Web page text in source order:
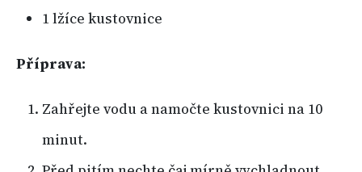
1 lžíce kustovnice
Příprava:
Zahřejte vodu a namočte kustovnici na 10
minut.